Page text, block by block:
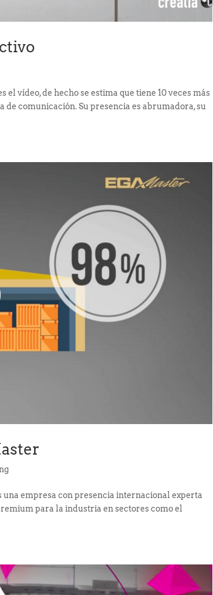
vídeo, de hecho se estima que tiene 10 veces más
comunicación. Su presencia es abrumadora, su
empresa con presencia internacional experta
para la industria en sectores como el